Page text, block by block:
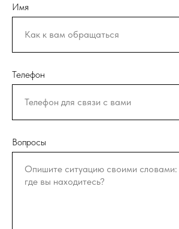
Имя
Телефон
Вопросы